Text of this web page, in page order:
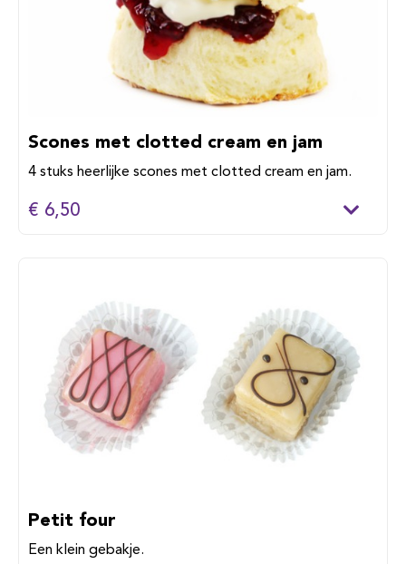
Scones met clotted cream en jam
4 stuks heerlijke scones met clotted cream en jam.
€ 6,50
Petit four
Een klein gebakje.